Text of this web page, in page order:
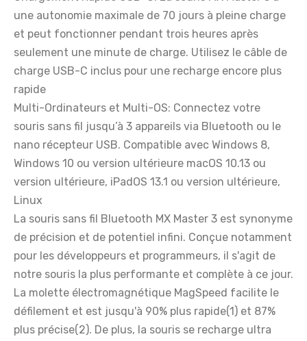
une autonomie maximale de 70 jours à pleine charge
et peut fonctionner pendant trois heures après
seulement une minute de charge. Utilisez le câble de
charge USB-C inclus pour une recharge encore plus
rapide
Multi-Ordinateurs et Multi-OS: Connectez votre
souris sans fil jusqu’à 3 appareils via Bluetooth ou le
nano récepteur USB. Compatible avec Windows 8,
Windows 10 ou version ultérieure macOS 10.13 ou
version ultérieure, iPadOS 13.1 ou version ultérieure,
Linux
La souris sans fil Bluetooth MX Master 3 est synonyme
de précision et de potentiel infini. Conçue notamment
pour les développeurs et programmeurs, il s'agit de
notre souris la plus performante et complète à ce jour.
La molette électromagnétique MagSpeed facilite le
défilement et est jusqu'à 90% plus rapide(1) et 87%
plus précise(2). De plus, la souris se recharge ultra